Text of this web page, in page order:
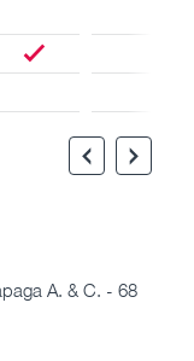
A. & C. - 68